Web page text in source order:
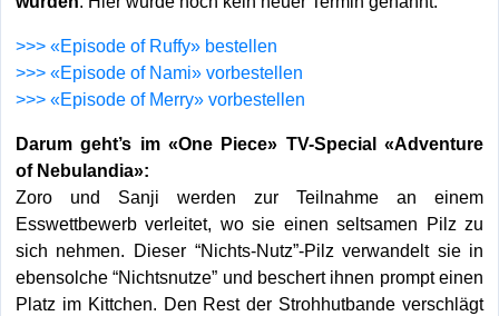
>>> «Episode of Ruffy» bestellen
>>> «Episode of Nami» vorbestellen
>>> «Episode of Merry» vorbestellen
Darum geht’s im «One Piece» TV-Special «Adventure
of Nebulandia»:
Zoro und Sanji werden zur Teilnahme an einem
Esswettbewerb verleitet, wo sie einen seltsamen Pilz zu
sich nehmen. Dieser “Nichts-Nutz”-Pilz verwandelt sie in
ebensolche “Nichtsnutze” und beschert ihnen prompt einen
Platz im Kittchen. Den Rest der Strohhutbande verschlägt